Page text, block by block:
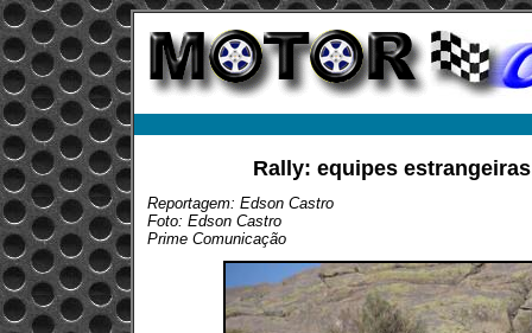
Rally: equipes
Reportagem: Edson Castro
Foto: Edson Castro
Prime Comunicação